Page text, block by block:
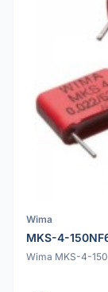
Wima
MKS-4-
Wima MKS-4-